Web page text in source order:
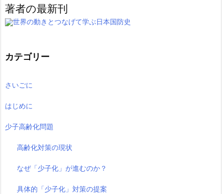
著者の最新刊
世界の動きとつなげて学ぶ日本国防史
カテゴリー
さいごに
はじめに
少子高齢化問題
高齢化対策の現状
なぜ「少子化」が進むのか？
具体的「少子化」対策の提案